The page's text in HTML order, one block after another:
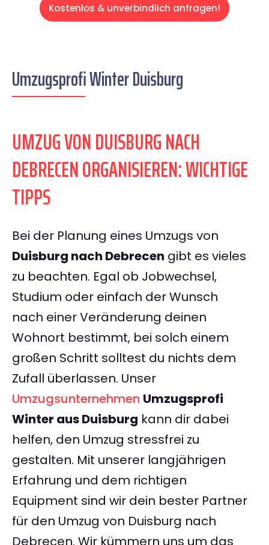
Kostenlos & unverbindlich anfragen!
Umzugsprofi Winter Duisburg
UMZUG VON DUISBURG NACH
DEBRECEN ORGANISIEREN: WICHTIGE
TIPPS
Bei der Planung eines Umzugs von
Duisburg nach Debrecen gibt es vieles
zu beachten. Egal ob Jobwechsel,
Studium oder einfach der Wunsch
nach einer Veränderung deinen
Wohnort bestimmt, bei solch einem
großen Schritt solltest du nichts dem
Zufall überlassen. Unser
Umzugsunternehmen Umzugsprofi
Winter aus Duisburg kann dir dabei
helfen, den Umzug stressfrei zu
gestalten. Mit unserer langjährigen
Erfahrung und dem richtigen
Equipment sind wir dein bester Partner
für den Umzug von Duisburg nach